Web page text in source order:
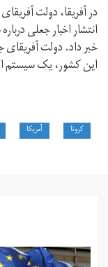
در آفریقا، دولت
انتشار اخبار جعلی
خبر داد. دولت آفریقای
این کشور، یک سیستم
کرونا آمریکا